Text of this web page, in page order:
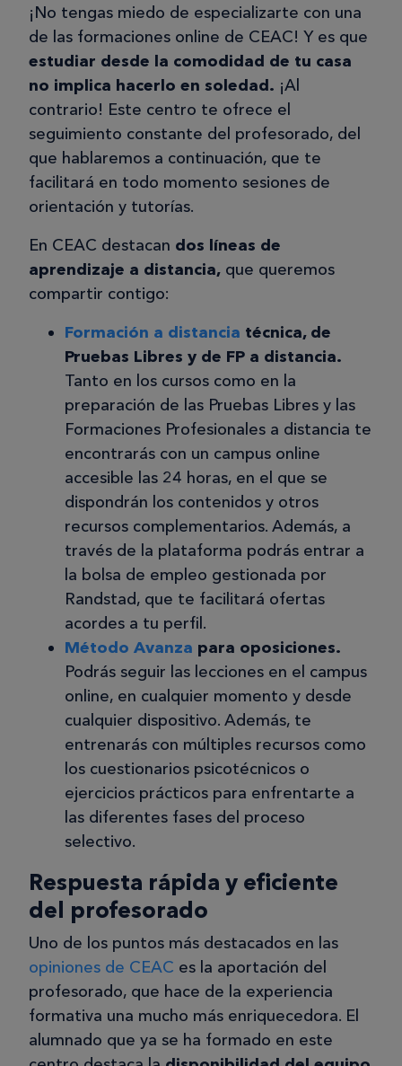
que aprendí.
LS
Laura S.
13/05/2025
Me ha encantado hacer el curso , y
me ha ayudado mucho para mejorar
en mi trabajo , soy Directora de
tienda en Kave Home. Lo que si me ha
molestado han sido las llamadas que
al principio pensaba que era para
hacer seguimiento hasta que me di
cuenta que querían venderme otro
curso , de hecho la ultima chica que
me llamo me molesto mucho porque
me dio la fecha final de entrega del
proyecto final mal y me agobie
porque pensaba que no me daba
tiempo. también dije que mi empresa
me valida las practicas y no se nada
de esto , creo que se hacen muchas
llamadas para venderte otro curso
pero pocas para ayudas .
M
Marco
22/04/2025
El trato podria ser más personal
Yo he estudiado jardinería y
paisajismo. Todo me ha parecido muy
bien, lo único que veo un poco flojo es
el trato humano profesor alumno, es
un trato correcto, pero a veces al
recibir el resultado de las pruebas,
faltaría una mínima opinión o algún
¡No tengas miedo de especializarte con una
de las formaciones online de CEAC! Y es que
estudiar desde la comodidad de tu casa
no implica hacerlo en soledad. ¡Al
contrario! Este centro te ofrece el
seguimiento constante del profesorado, del
que hablaremos a continuación, que te
facilitará en todo momento sesiones de
orientación y tutorías.
En CEAC destacan dos líneas de
aprendizaje a distancia, que queremos
compartir contigo:
Formación a distancia técnica, de
Pruebas Libres y de FP a distancia.
Tanto en los cursos como en la
preparación de las Pruebas Libres y las
Formaciones Profesionales a distancia te
encontrarás con un campus online
accesible las 24 horas, en el que se
dispondrán los contenidos y otros
recursos complementarios. Además, a
través de la plataforma podrás entrar a
la bolsa de empleo gestionada por
Randstad, que te facilitará ofertas
acordes a tu perfil.
Método Avanza para oposiciones.
Podrás seguir las lecciones en el campus
online, en cualquier momento y desde
cualquier dispositivo. Además, te
entrenarás con múltiples recursos como
los cuestionarios psicotécnicos o
ejercicios prácticos para enfrentarte a
las diferentes fases del proceso
selectivo.
Respuesta rápida y eficiente
del profesorado
Uno de los puntos más destacados en las
opiniones de CEAC es la aportación del
profesorado, que hace de la experiencia
formativa una mucho más enriquecedora. El
alumnado que ya se ha formado en este